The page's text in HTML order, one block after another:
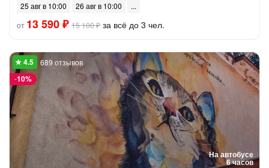
25 авг в 10:00
26 авг в 10:00
от 13 590 ₽ 15 100 ₽ за всё до 3 чел.
На автобусе
6 часов
-10%
689 отзывов